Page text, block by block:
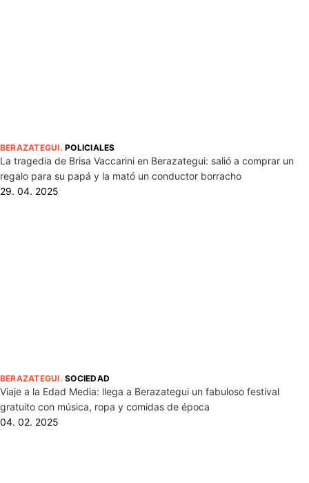
BERAZATEGUI.POLICIALES
La tragedia de Brisa Vaccarini en Berazategui: salió a comprar un
regalo para su papá y la mató un conductor borracho
29. 04. 2025
BERAZATEGUI.SOCIEDAD
Viaje a la Edad Media: llega a Berazategui un fabuloso festival
gratuito con música, ropa y comidas de época
04. 02. 2025